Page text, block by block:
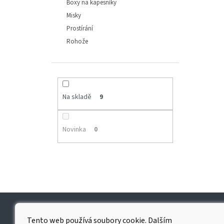
Tento web používá soubory cookie. Dalším
Boxy na kapesníky
Misky
Prostírání
Rohože
Na skladě 9
Novinka 0